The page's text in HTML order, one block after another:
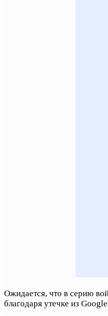
Ожидается, что в серию
благодаря утечке из